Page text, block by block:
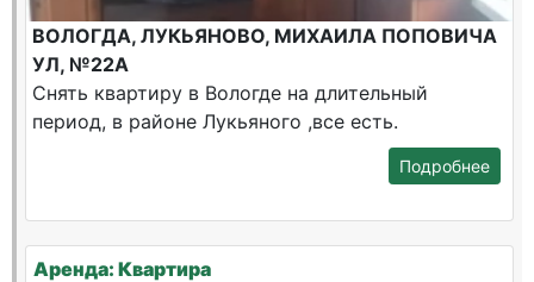
ВОЛОГДА, ЛУКЬЯНОВО, МИХАИЛА ПОПОВИЧА
УЛ, №22А
Снять квартиру в Вологде на длительный
период, в районе Лукьяного ,все есть.
Подробнее
Аренда: Квартира